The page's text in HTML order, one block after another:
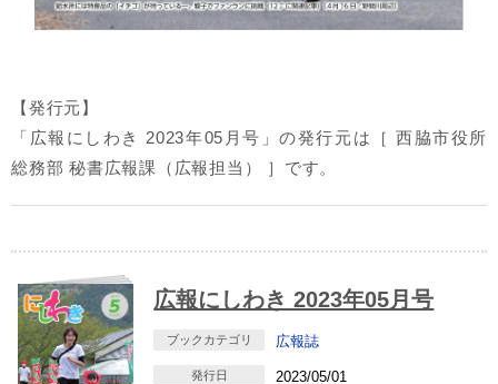
【発行元】
「広報にしわき 2023年05月号」の発行元は［ 西脇市役所
総務部 秘書広報課（広報担当） ］です。
広報にしわき 2023年05月号
ブックカテゴリ 広報誌
発行日 2023/05/01